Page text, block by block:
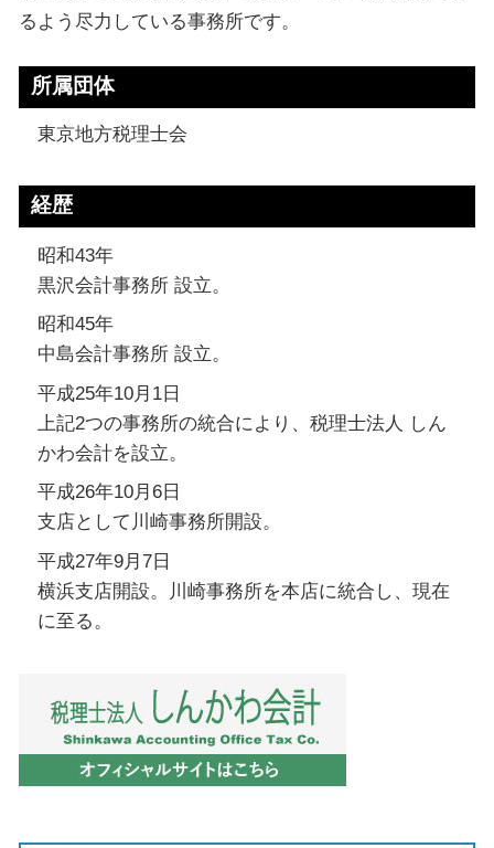
るよう尽力している事務所です。
所属団体
東京地方税理士会
経歴
昭和43年
黒沢会計事務所 設立。
昭和45年
中島会計事務所 設立。
平成25年10月1日
上記2つの事務所の統合により、税理士法人 しん
かわ会計を設立。
平成26年10月6日
支店として川崎事務所開設。
平成27年9月7日
横浜支店開設。川崎事務所を本店に統合し、現在
に至る。